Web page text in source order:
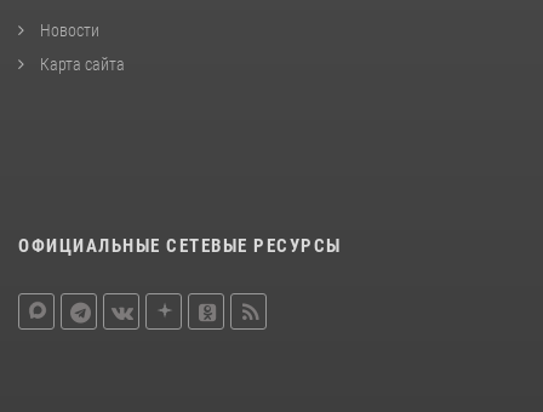
Новости
Карта сайта
ОФИЦИАЛЬНЫЕ СЕТЕВЫЕ РЕСУРСЫ